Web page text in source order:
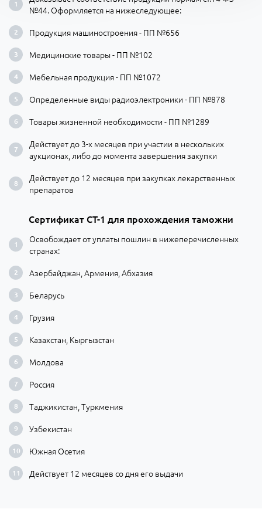
№44. Оформляется на нижеследующее:
Продукция машиностроения - ПП №656
Медицинские товары - ПП №102
Мебельная продукция - ПП №1072
Определенные виды радиоэлектроники - ПП №878
Товары жизненной необходимости - ПП №1289
Действует до 3-х месяцев при участии в нескольких
аукционах, либо до момента завершения закупки
Действует до 12 месяцев при закупках лекарственных
препаратов
Сертификат СТ-1 для прохождения таможни
Освобождает от уплаты пошлин в нижеперечисленных
странах:
Азербайджан, Армения, Абхазия
Беларусь
Грузия
Казахстан, Кыргызстан
Молдова
Россия
Таджикистан, Туркмения
Узбекистан
Южная Осетия
Действует 12 месяцев со дня его выдачи